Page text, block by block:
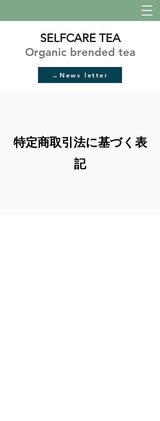
SELFCARE TEA
Organic brended tea
→News letter
特定商取引法に基づく表
記